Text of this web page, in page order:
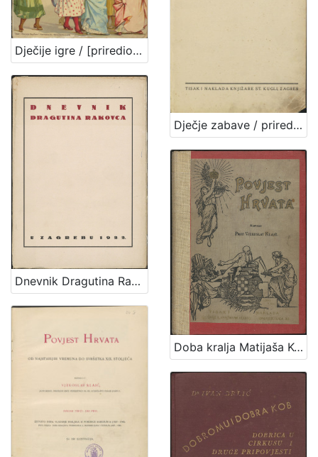
Dječije igre / [priredio J. V. Tenjac]
Dječje zabave / priredio Iso Velikanović
Dnevnik Dragutina Rakovca / priopćili E. Laszowski i V. Deželić st.
Doba kralja Matijaša Korvina i Jagelovića : (1458-1526) : sa 102 ilustracije